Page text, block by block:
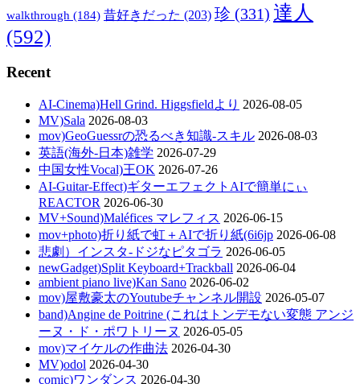
walkthrough (184) 昔好きだった (203) 珍 (331) 達人
(592)
Recent
AI-Cinema)Hell Grind. Higgsfieldより 2026-08-05
MV)Sala 2026-08-03
mov)GeoGuessrの恐るべき知識-スキル 2026-08-03
英語(海外-日本)雑学 2026-07-29
中国女性Vocal)王OK 2026-07-26
AI-Guitar-Effect)ギターエフェクトAIで簡単にぃ
REACTOR 2026-06-30
MV+Sound)Maléfices マレフィス 2026-06-15
mov+photo)折り紙で虹＋AIで折り紙(6i6jp 2026-06-08
悲劇）インスタ-ドジなピタゴラ 2026-06-05
newGadget)Split Keyboard+Trackball 2026-06-04
ambient piano live)Kan Sano 2026-06-02
mov)屋敷豪太のYoutubeチャンネル開設 2026-05-07
band)Angine de Poitrine (これはトンデモない変態 アンジ
ーヌ・ド・ポワトリーヌ 2026-05-05
mov)マイケルの作曲法 2026-04-30
MV)odol 2026-04-30
comic)ワンダンス 2026-04-30